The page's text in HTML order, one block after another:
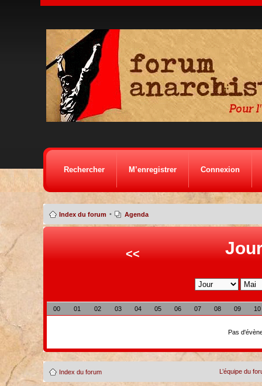
Rechercher M’enregistrer Connexion
Index du forum • Agenda
<<
00 01 02 03 04 05 06 07 08 09 10
Pas
Index du forum L’équipe du